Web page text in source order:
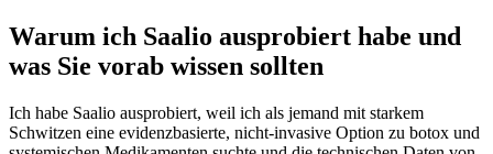
Warum ich Saalio ausprobiert habe und
was​ Sie​ vorab ⁣wissen sollten
Ich habe Saalio ausprobiert, weil ich als jemand mit starkem
Schwitzen eine evidenzbasierte, nicht-invasive Option zu​ botox ‍und‌